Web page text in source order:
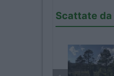
Scattate da